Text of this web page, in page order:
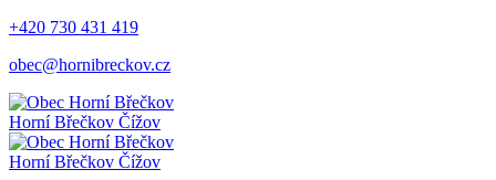
+420 730 431 419
obec@hornibreckov.cz
Horní Břečkov Čížov
Horní Břečkov Čížov